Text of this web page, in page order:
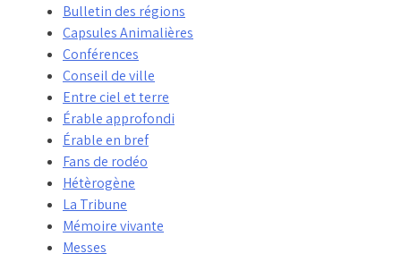
Bulletin des régions
Capsules Animalières
Conférences
Conseil de ville
Entre ciel et terre
Érable approfondi
Érable en bref
Fans de rodéo
Hétèrogène
La Tribune
Mémoire vivante
Messes